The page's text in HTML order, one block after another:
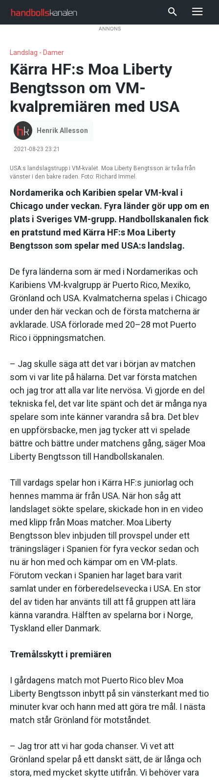
ANNONS
Landslag - Damer
Kärra HF:s Moa Liberty
Bengtsson om VM-
kvalpremiären med USA
Henrik Allesson
2021-08-23 23:21
USA:s landslagstrupp i VM-kvalet. Moa Liberty Bengtsson är tvåa från
vänster i den bakre raden. Foto: Richard Immel.
Nordamerika och Karibien spelar VM-kval i
Chicago under veckan. Fyra länder gör upp om en
plats i Sveriges VM-grupp. Handbollskanalen fick
en pratstund med Kärra HF:s Moa Liberty
Bengtsson som spelar med USA:s landslag.
De fyra länderna som är med i Nordamerikas och
Karibiens VM-kvalgrupp är Puerto Rico, Mexiko,
Grönland och USA. Kvalmatcherna spelas i Chicago
under den här veckan och de första matcherna är
avklarade. USA förlorade med 20–28 mot Puerto
Rico i öppningsmatchen.
– Jag skulle säga att det var i början av matchen
som vi var lite på hälarna. Det var första matchen
och jag tror att alla var lite nervösa. Vi gjorde en del
tekniska fel, det var lite spänt och det är många nya
spelare som inte känner varandra så bra. Det blev
en uppförsbacke, men jag tycker att vi spelade
bättre och bättre under matchens gång, säger Moa
Liberty Bengtsson till Handbollskanalen.
Till vardags spelar hon i Kärra HF:s juniorlag och
hennes mamma är från USA. När hon såg att
landslaget sökte spelare, skickade hon in en video
med klipp från Moas matcher. Moa Liberty
Bengtsson blev inbjuden till provspel under ett
träningsläger i Spanien för fyra veckor sedan och
nu är hon med och kämpar om en VM-plats.
Förutom veckan i Spanien har laget bara varit
samlat under en förberedelsevecka i USA. En stor
del av tiden har använts till att få gruppen att lära
känna varandra. Hälften av spelarna bor i Norge,
Tyskland eller Danmark.
Tremålsskytt i premiären
I gårdagens match mot Puerto Rico blev Moa
Liberty Bengtsson inbytt på sin vänsterkant med tio
minuter kvar och hann med att göra tre mål. I nästa
match står Grönland för motståndet.
– Jag tror att vi har goda chanser. Vi vet att
Grönland spelar på ett danskt sätt, de är långa och
stora, med mycket skytte utifrån. Vi behöver vara